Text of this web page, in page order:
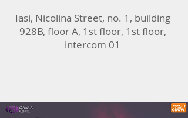
Iasi, Nicolina Street, no. 1, building
928B, floor A, 1st floor, 1st floor,
intercom 01